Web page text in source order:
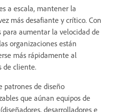
a escala, mantener la
más desafiante y crítico. Con
para aumentar la velocidad de
organizaciones están
más rápidamente al
de cliente.
patrones de diseño
que aúnan equipos de
desarrolladores e